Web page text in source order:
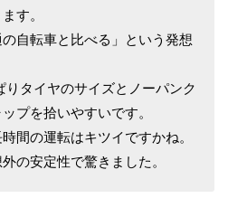
す。
自転車と比べる」という発想
りタイヤのサイズとノーパンク
プを拾いやすいです。
間の運転はキツイですかね。
の安定性で驚きました。